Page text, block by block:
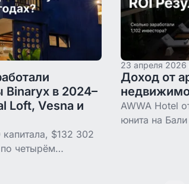
Binaryx в 2024–
Loft, Vesna и
$132 302
четырём
23 апреля 2026
Доход от
AWWA Hotel
юнита на